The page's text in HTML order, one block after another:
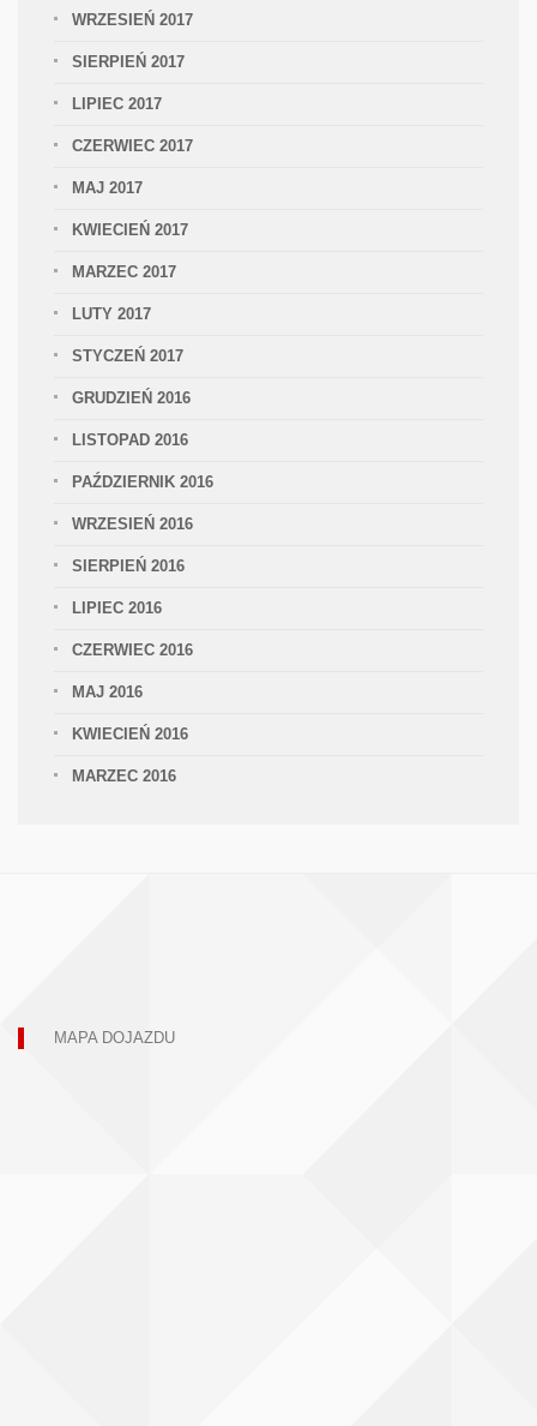
WRZESIEŃ 2017
SIERPIEŃ 2017
LIPIEC 2017
CZERWIEC 2017
MAJ 2017
KWIECIEŃ 2017
MARZEC 2017
LUTY 2017
STYCZEŃ 2017
GRUDZIEŃ 2016
LISTOPAD 2016
PAŹDZIERNIK 2016
WRZESIEŃ 2016
SIERPIEŃ 2016
LIPIEC 2016
CZERWIEC 2016
MAJ 2016
KWIECIEŃ 2016
MARZEC 2016
MAPA DOJAZDU